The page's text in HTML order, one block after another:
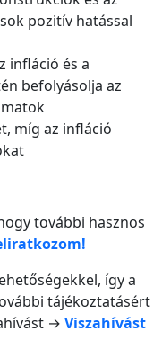
pozitív hatással
infláció és a
befolyásolja az
míg az infláció
további hasznos
így a
tájékoztatásért
→ Viszahívást